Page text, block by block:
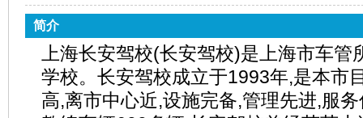
简介
上海长安驾校(长安驾校)是上海市车管
学校。长安驾校成立于1993年,是本市
高,离市中心近,设施完备,管理先进,服